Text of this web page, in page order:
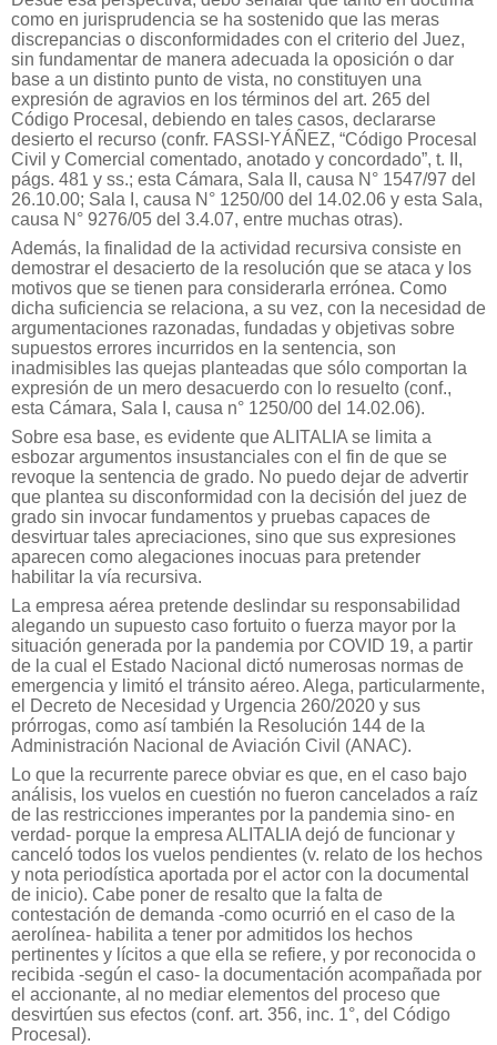
como en jurisprudencia se ha sostenido que las meras
discrepancias o disconformidades con el criterio del Juez,
sin fundamentar de manera adecuada la oposición o dar
base a un distinto punto de vista, no constituyen una
expresión de agravios en los términos del art. 265 del
Código Procesal, debiendo en tales casos, declararse
desierto el recurso (confr. FASSI-YÁÑEZ, “Código Procesal
Civil y Comercial comentado, anotado y concordado”, t. II,
págs. 481 y ss.; esta Cámara, Sala II, causa N° 1547/97 del
26.10.00; Sala I, causa N° 1250/00 del 14.02.06 y esta Sala,
causa N° 9276/05 del 3.4.07, entre muchas otras).
Además, la finalidad de la actividad recursiva consiste en
demostrar el desacierto de la resolución que se ataca y los
motivos que se tienen para considerarla errónea. Como
dicha suficiencia se relaciona, a su vez, con la necesidad de
argumentaciones razonadas, fundadas y objetivas sobre
supuestos errores incurridos en la sentencia, son
inadmisibles las quejas planteadas que sólo comportan la
expresión de un mero desacuerdo con lo resuelto (conf.,
esta Cámara, Sala I, causa n° 1250/00 del 14.02.06).
Sobre esa base, es evidente que ALITALIA se limita a
esbozar argumentos insustanciales con el fin de que se
revoque la sentencia de grado. No puedo dejar de advertir
que plantea su disconformidad con la decisión del juez de
grado sin invocar fundamentos y pruebas capaces de
desvirtuar tales apreciaciones, sino que sus expresiones
aparecen como alegaciones inocuas para pretender
habilitar la vía recursiva.
La empresa aérea pretende deslindar su responsabilidad
alegando un supuesto caso fortuito o fuerza mayor por la
situación generada por la pandemia por COVID 19, a partir
de la cual el Estado Nacional dictó numerosas normas de
emergencia y limitó el tránsito aéreo. Alega, particularmente,
el Decreto de Necesidad y Urgencia 260/2020 y sus
prórrogas, como así también la Resolución 144 de la
Administración Nacional de Aviación Civil (ANAC).
Lo que la recurrente parece obviar es que, en el caso bajo
análisis, los vuelos en cuestión no fueron cancelados a raíz
de las restricciones imperantes por la pandemia sino- en
verdad- porque la empresa ALITALIA dejó de funcionar y
canceló todos los vuelos pendientes (v. relato de los hechos
y nota periodística aportada por el actor con la documental
de inicio). Cabe poner de resalto que la falta de
contestación de demanda -como ocurrió en el caso de la
aerolínea- habilita a tener por admitidos los hechos
pertinentes y lícitos a que ella se refiere, y por reconocida o
recibida -según el caso- la documentación acompañada por
el accionante, al no mediar elementos del proceso que
desvirtúen sus efectos (conf. art. 356, inc. 1°, del Código
Procesal).